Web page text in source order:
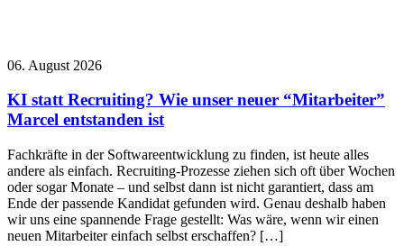
06. August 2026
KI statt Recruiting? Wie unser neuer “Mitarbeiter”
Marcel entstanden ist
Fachkräfte in der Softwareentwicklung zu finden, ist heute alles
andere als einfach. Recruiting-Prozesse ziehen sich oft über Wochen
oder sogar Monate – und selbst dann ist nicht garantiert, dass am
Ende der passende Kandidat gefunden wird. Genau deshalb haben
wir uns eine spannende Frage gestellt: Was wäre, wenn wir einen
neuen Mitarbeiter einfach selbst erschaffen? […]